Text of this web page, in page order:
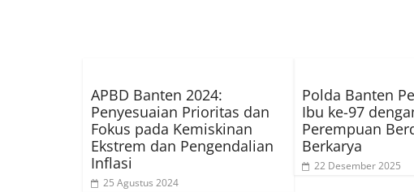
APBD Banten 2024:
Penyesuaian Prioritas dan
Fokus pada Kemiskinan
Ekstrem dan Pengendalian
Inflasi
25 Agustus 2024
Polda Banten
Ibu ke-97
Perempuan
Berkarya
22 Desember 2025